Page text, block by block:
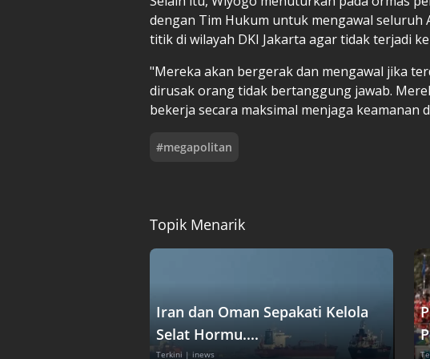
dengan Tim Hukum untuk mengawal seluruh
titik di wilayah DKI Jakarta agar tidak terjadi
"Mereka akan bergerak dan mengawal jika
dirusak orang tidak bertanggung jawab.
bekerja secara maksimal menjaga keamanan
#megapolitan
Topik Menarik
Iran dan Oman Sepakati Kelola
Selat Hormu....
Terkini | inews